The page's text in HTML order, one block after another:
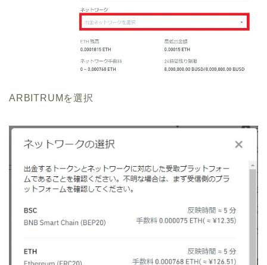
ARBITRUMを選択